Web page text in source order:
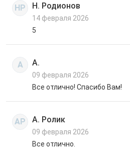
НР Н. Родионов
14 февраля 2026
5
А А.
09 февраля 2026
Все отлично! Спасибо Вам!
АР А. Ролик
09 февраля 2026
Все отлично.